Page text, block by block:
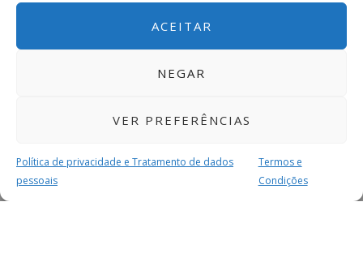
ACEITAR
NEGAR
VER PREFERÊNCIAS
Política de privacidade e Tratamento de dados
pessoais
Termos e
Condições